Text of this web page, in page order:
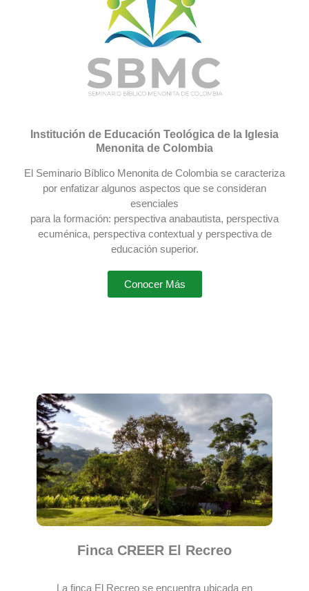
Institución de Educación Teológica de la Iglesia
Menonita de Colombia
El Seminario Bíblico Menonita de Colombia se caracteriza
por enfatizar algunos aspectos que se consideran
esenciales
para la formación: perspectiva anabautista, perspectiva
ecuménica, perspectiva contextual y perspectiva de
educación superior.
Conocer Más
Finca CREER El Recreo
La finca El Recreo se encuentra ubicada en